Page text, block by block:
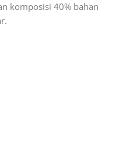
komposisi 40% bahan